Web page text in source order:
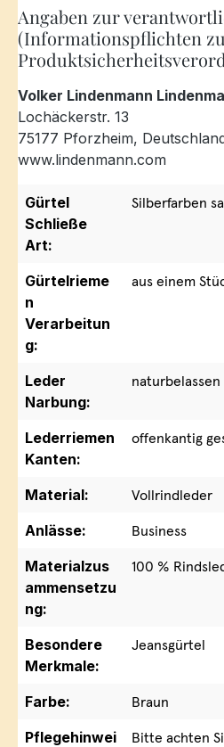
Angaben zur
(Informationspflichten
Volker Lindenmann
Lochäckerstr. 13
75177 Pforzheim,
www.lindenmann.com
Gürtel
Schließe
Art:
Silberfarben
Gürtelrieme
n
Verarbeitun
g:
aus einem
Leder
Narbung:
naturbelassen
Lederriemen
Kanten:
offenkantig
Material:
Vollrindleder
Anlässe:
Business
Materialzus
ammensetzu
ng:
100 %
Besondere
Merkmale:
Jeansgürtel
Farbe:
Braun
Pflegehinwei
Bitte achten